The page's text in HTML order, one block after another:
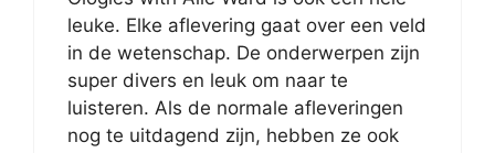
leuke. Elke aflevering gaat over een veld
in de wetenschap. De onderwerpen zijn
super divers en leuk om naar te
luisteren. Als de normale afleveringen
nog te uitdagend zijn, hebben ze ook